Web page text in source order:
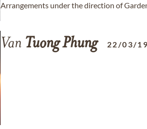
Arrangements under the direction of
Van TuongPhung 22/03/